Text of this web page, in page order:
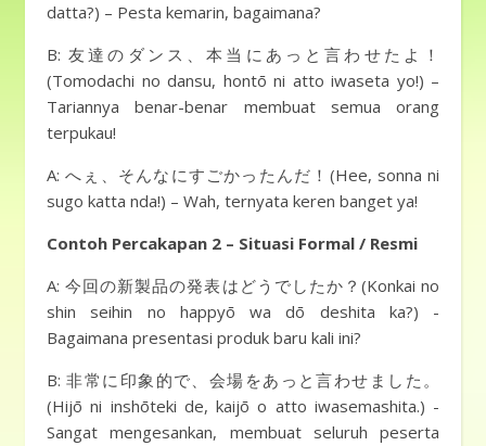
datta?) – Pesta kemarin, bagaimana?
B: 友達のダンス、本当にあっと言わせたよ！
(Tomodachi no dansu, hontō ni atto iwaseta yo!) –
Tariannya benar-benar membuat semua orang
terpukau!
A: へぇ、そんなにすごかったんだ！(Hee, sonna ni
sugo katta nda!) – Wah, ternyata keren banget ya!
Contoh Percakapan 2 – Situasi Formal / Resmi
A: 今回の新製品の発表はどうでしたか？(Konkai no
shin seihin no happyō wa dō deshita ka?) -
Bagaimana presentasi produk baru kali ini?
B: 非常に印象的で、会場をあっと言わせました。
(Hijō ni inshōteki de, kaijō o atto iwasemashita.) -
Sangat mengesankan, membuat seluruh peserta